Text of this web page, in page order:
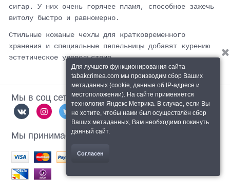
сигар. У них очень горячее пламя, способное зажечь
витолу быстро и равномерно.
Стильные кожаные чехлы для кратковременного
хранения и специальные пепельницы добавят курению
эстетическое удовольствие.
Мы в соц сетях
Мы принимаем
Для лучшего функционирования сайта
tabakcrimea.com мы производим сбор Ваших
метаданных (cookie, данные об IP-адресе и
местоположении). На сайте применяется
технология Яндекс Метрика. В случае, если Вы
не хотите, чтобы нами был осуществлён сбор
Ваших метаданных, Вам необходимо покинуть
данный сайт.
Согласен